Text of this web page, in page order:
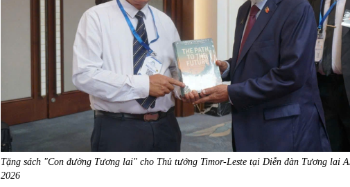
Tặng sách "Con đường Tương lai" cho Thủ tướng Timor-Leste tại Diễn đàn Tương lai
2026